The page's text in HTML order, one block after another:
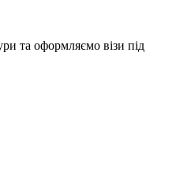
та оформляємо візи під